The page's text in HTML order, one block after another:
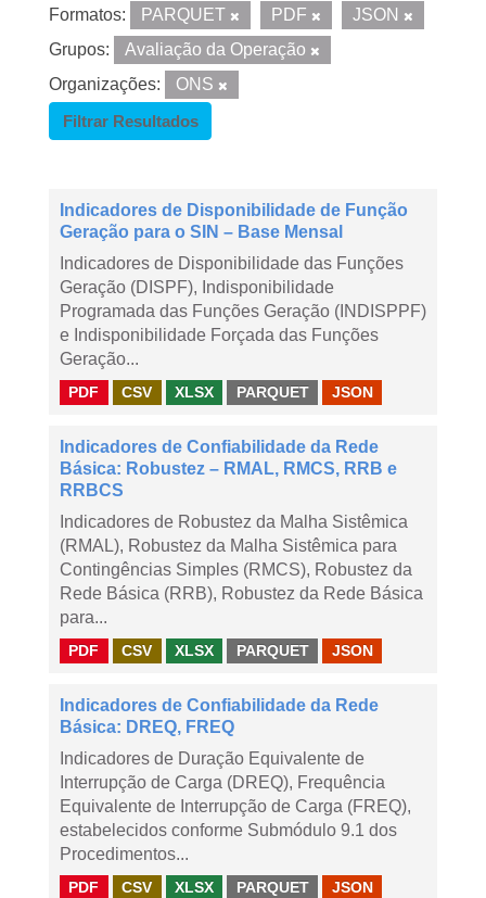
Formatos: PARQUET PDF
JSON
Grupos:
Avaliação da Operação
Organizações:
ONS
Filtrar Resultados
Indicadores de Disponibilidade de Função
Geração para o SIN – Base Mensal
Indicadores de Disponibilidade das Funções
Geração (DISPF), Indisponibilidade
Programada das Funções Geração (INDISPPF)
e Indisponibilidade Forçada das Funções
Geração...
PDF CSV XLSX PARQUET JSON
Indicadores de Confiabilidade da Rede
Básica: Robustez – RMAL, RMCS, RRB e
RRBCS
Indicadores de Robustez da Malha Sistêmica
(RMAL), Robustez da Malha Sistêmica para
Contingências Simples (RMCS), Robustez da
Rede Básica (RRB), Robustez da Rede Básica
para...
PDF CSV XLSX PARQUET JSON
Indicadores de Confiabilidade da Rede
Básica: DREQ, FREQ
Indicadores de Duração Equivalente de
Interrupção de Carga (DREQ), Frequência
Equivalente de Interrupção de Carga (FREQ),
estabelecidos conforme Submódulo 9.1 dos
Procedimentos...
PDF CSV XLSX PARQUET JSON